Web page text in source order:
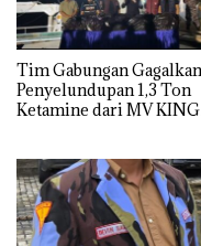
Tim Gabungan Gagalkan
Penyelundupan 1,3 Ton
Ketamine dari MV KING